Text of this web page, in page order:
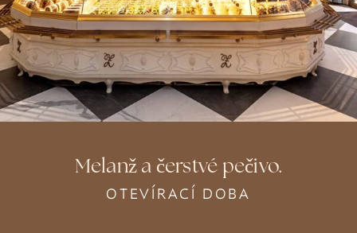
Melanž a čerstvé pečivo.
OTEVÍRACÍ DOBA